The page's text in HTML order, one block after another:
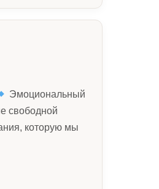
Эмоциональный
свободной
которую мы